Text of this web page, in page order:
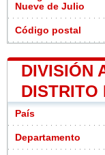
Nueve de Julio
Código postal
DIVISIÓN
DISTRITO
País
Departamento